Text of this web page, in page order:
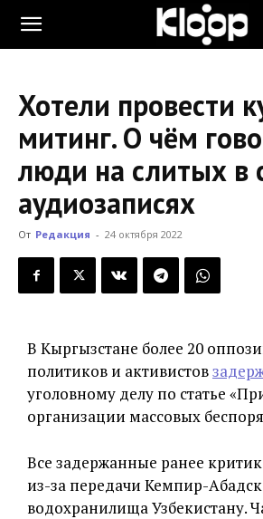
KLOOP.KG
Новости
Кыргызстана
Хотели провести
митинг. О чём
люди на слитых в
аудиозаписях
От Редакция - 24 октября 2022
В Кыргызстане более 20
политиков и активистов
уголовному делу по статье
организации массовых
Все задержанные ранее
из-за передачи Кемпир-
водохранилища Узбекистану.